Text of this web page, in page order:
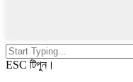
ESC টিপুন।